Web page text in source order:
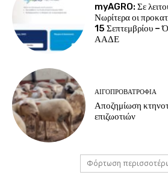
myAGRO: Σε
Νωρίτερα οι
15 Σεπτεμβρίου –
ΑΑΔΕ
ΑΙΓΟΠΡΟΒΑΤΡΟΦΊΑ
Αποζημίωση
επιζωοτιών
Φόρτωση